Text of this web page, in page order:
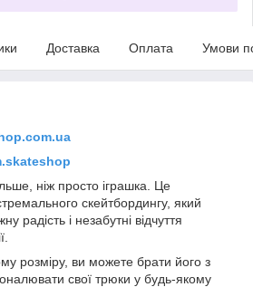
Доставка Оплата Умови
ніж просто іграшка. Це
скейтбордингу, який
радість і незабутні відчуття
розміру, ви можете брати його з
свої трюки у будь-якому